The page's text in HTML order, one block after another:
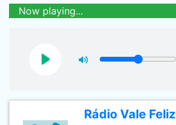
Now playing...
Rádio Vale Feliz